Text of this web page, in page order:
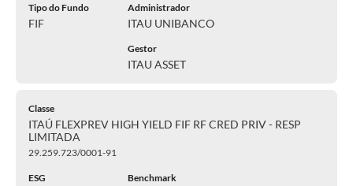
Tipo do Fundo
FIF
Administrador
ITAU UNIBANCO
Gestor
ITAU ASSET
Classe
ITAÚ FLEXPREV HIGH YIELD FIF RF CRED PRIV - RESP
LIMITADA
29.259.723/0001-91
ESG Benchmark